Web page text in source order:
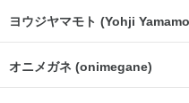
ヨウジヤマモト (Yohji
オニメガネ (onimegane)